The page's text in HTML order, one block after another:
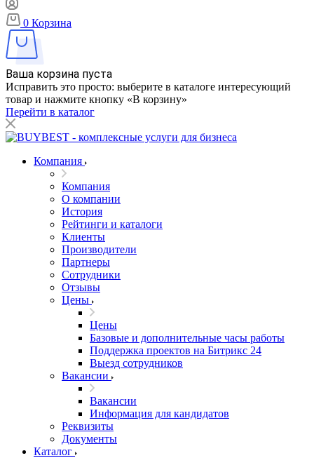
0 Корзина
Ваша корзина пуста
Исправить это просто: выберите в каталоге интересующий
товар и нажмите кнопку «В корзину»
Перейти в каталог
Компания
Компания
О компании
История
Рейтинги и каталоги
Клиенты
Производители
Партнеры
Сотрудники
Отзывы
Цены
Цены
Базовые и дополнительные часы работы
Поддержка проектов на Битрикс 24
Выезд сотрудников
Вакансии
Вакансии
Информация для кандидатов
Реквизиты
Документы
Каталог